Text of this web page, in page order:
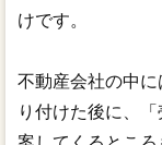
けです。
不動産会社の中
り付けた後に、